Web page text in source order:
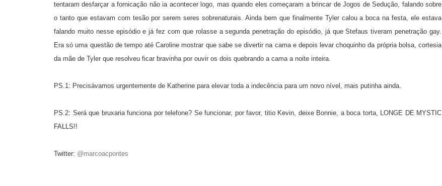
tentaram desfarçar a fornicação não ia acontecer logo, mas quando eles começaram a brincar de Jogos de Sedução, falando sobre
o tanto que estavam com tesão por serem seres sobrenaturais. Ainda bem que finalmente Tyler calou a boca na festa, ele estava
falando muito nesse episódio e já fez com que rolasse a segunda penetração do episódio, já que Stefaus tiveram penetração gay.
Era só uma questão de tempo até Caroline mostrar que sabe se divertir na cama e depois levar choquinho da própria bolsa, cortesia
da mãe de Tyler que resolveu ficar bravinha por ouvir os dois quebrando a cama a noite inteira.
PS.1: Precisávamos urgentemente de Katherine para elevar toda a indecência para um novo nível, mais putinha ainda.
PS.2: Será que bruxaria funciona por telefone? Se funcionar, por favor, titio Kevin, deixe Bonnie, a boca torta, LONGE DE MYSTIC
FALLS!!
Twitter: @marcoacpontes